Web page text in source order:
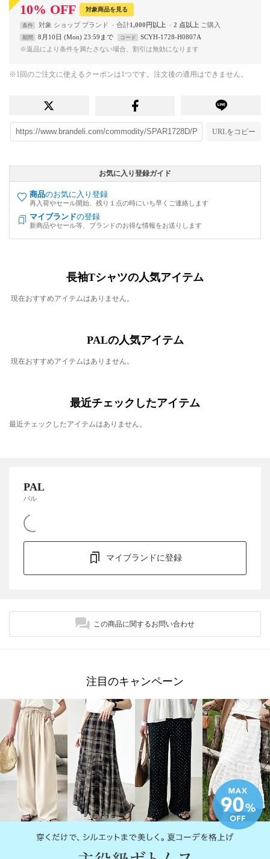
10% OFF 対象商品を見る
条件 対象 ショップ ブランド 合計1,000円以上 2 点以上
期間 8月10日 (Mon) 23:59まで コード
SCYH-1728-H0807A
※返品により条件を満たさない場合、割引は無効になります
※1回のご注文に使えるクーポンは1つです。注文後の適用はできません。
URLをコピー
お気に入り登録ガイド
商品のお気に入り登録
再入荷やセール開始、残り１点の時にいち早くご連絡します
マイブランドの登録
新商品やセール等、ブランドのお得な情報をお送りします
長袖Tシャツの人気アイテム
現在おすすめアイテムはありません。
PALの人気アイテム
現在おすすめアイテムはありません。
最近チェックしたアイテム
最近チェックしたアイテムはありません。
PAL
パル
マイブランドに登録
この商品に関するお問い合わせ
注目のキャンペーン